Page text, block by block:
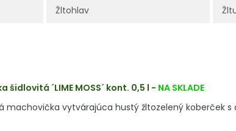
Žltohlav
šidlovitá ´LIME MOSS´ kont. 0,5 l - NA SKLADE
machovička vytvárajúca hustý žltozelený koberček s